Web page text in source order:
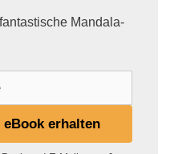
Mandala-
erhalten